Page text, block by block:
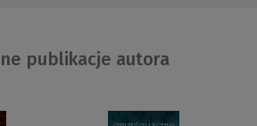
publikacje autora